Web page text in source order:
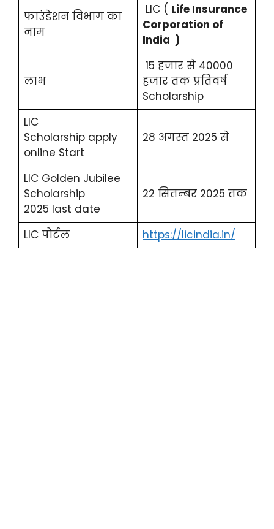
फाउंडेशन विभाग का
नाम
LIC ( Life Insurance
Corporation of
India )
लाभ
15 हजार से 40000
हजार तक प्रतिवर्ष
Scholarship
LIC
Scholarship apply
online Start
28 अगस्त 2025 से
LIC Golden Jubilee
Scholarship
2025 last date
22 सितम्बर 2025 तक
LIC पोर्टल https://licindia.in/